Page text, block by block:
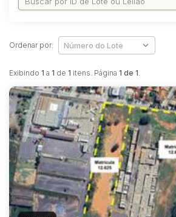
Lote
Rural
Vaga de Garagem
Materiais
Bens diversos
Veículos
Caminhão
Carro
Carros
Moto
Exibindo 1 a 1 de 1 itens. Página 1 de 1.
Ordenar por: